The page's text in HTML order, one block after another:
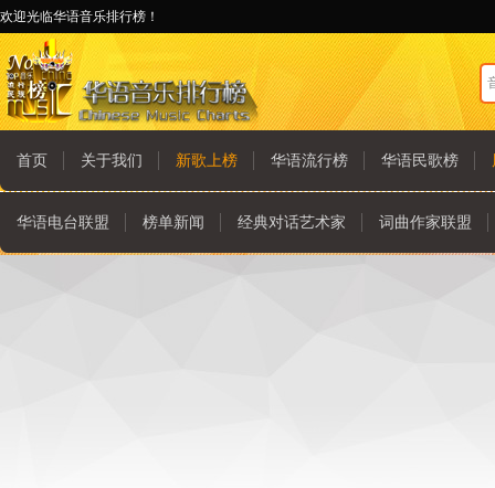
欢迎光临华语音乐排行榜！
首页 关于我们 新歌上榜 华语流行榜 华语民歌榜
华语电台联盟 榜单新闻 经典对话艺术家 词曲作家联盟